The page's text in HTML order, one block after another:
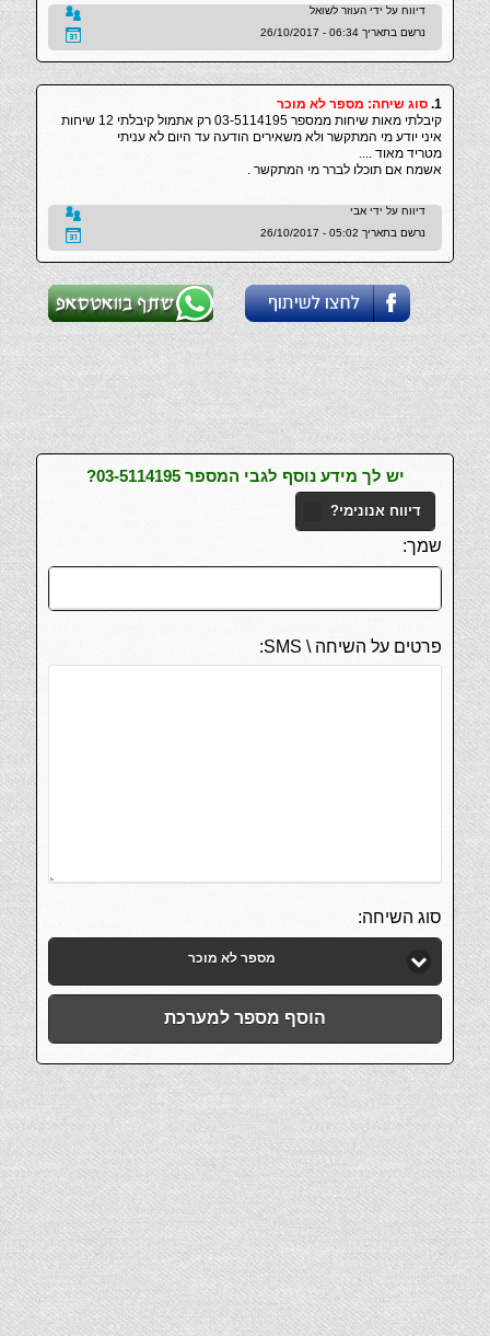
דיווח על ידי העוזר לשואל
נרשם בתאריך 06:34 - 26/10/2017
1. סוג שיחה: מספר לא מוכר
קיבלתי מאות שיחות ממספר 03-5114195 רק אתמול קיבלתי 12 שיחות
איני יודע מי המתקשר ולא משאירים הודעה עד היום לא עניתי
מטריד מאוד ....
אשמח אם תוכלו לברר מי המתקשר .
דיווח על ידי אבי
נרשם בתאריך 05:02 - 26/10/2017
יש לך מידע נוסף לגבי המספר 03-5114195?
דיווח אנונימי?
שמך:
פרטים על השיחה \ SMS:
סוג השיחה:
מספר לא מוכר
הוסף מספר למערכת